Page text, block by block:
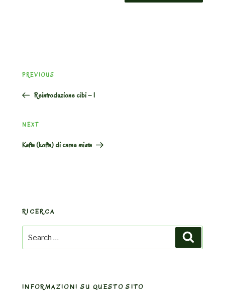
navigation
Previous
PREVIOUS
Reintroduzione cibi – 1
Next
Post
NEXT
Kafta (kofta) di carne mista
RICERCA
Search
for:
INFORMAZIONI SU QUESTO SITO